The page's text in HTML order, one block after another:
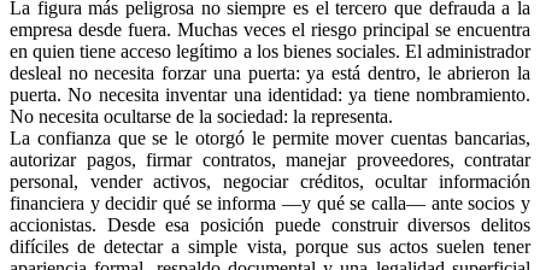
La figura más peligrosa no siempre es el tercero que defrauda a la
empresa desde fuera. Muchas veces el riesgo principal se encuentra
en quien tiene acceso legítimo a los bienes sociales. El administrador
desleal no necesita forzar una puerta: ya está dentro, le abrieron la
puerta. No necesita inventar una identidad: ya tiene nombramiento.
No necesita ocultarse de la sociedad: la representa.
La confianza que se le otorgó le permite mover cuentas bancarias,
autorizar pagos, firmar contratos, manejar proveedores, contratar
personal, vender activos, negociar créditos, ocultar información
financiera y decidir qué se informa —y qué se calla— ante socios y
accionistas. Desde esa posición puede construir diversos delitos
difíciles de detectar a simple vista, porque sus actos suelen tener